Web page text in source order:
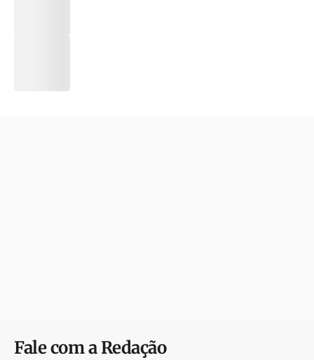
Fale com a Redação